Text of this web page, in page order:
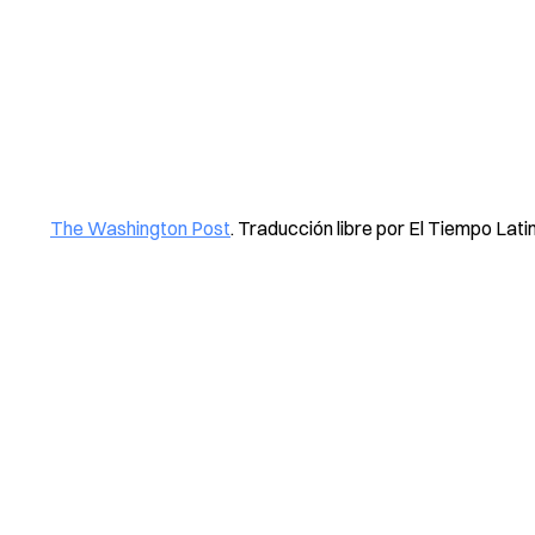
The Washington Post. Traducción libre por El Tiempo